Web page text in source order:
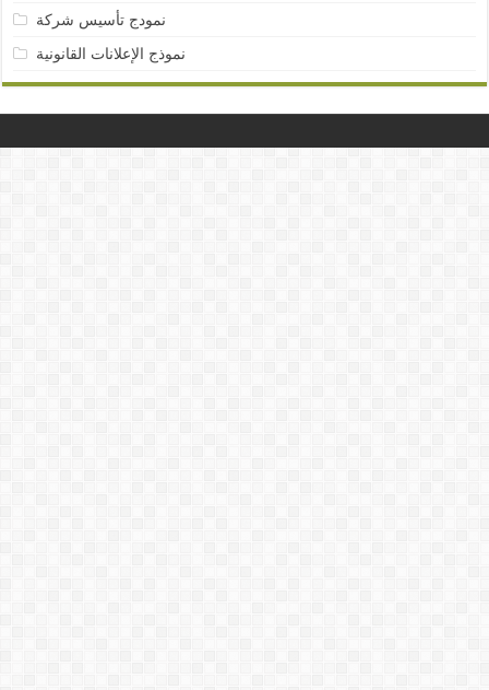
نمودج تأسيس شركة
نموذج الإعلانات القانونية